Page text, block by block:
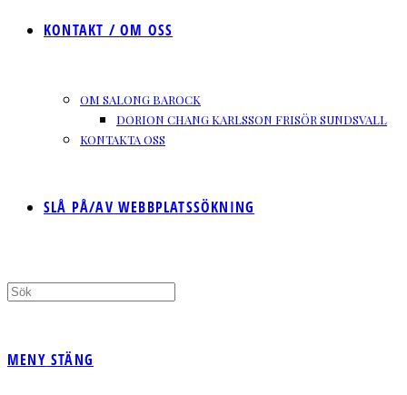
KONTAKT / OM OSS
OM SALONG BAROCK
DORION CHANG KARLSSON FRISÖR SUNDSVALL
KONTAKTA OSS
SLÅ PÅ/AV WEBBPLATSSÖKNING
MENY STÄNG